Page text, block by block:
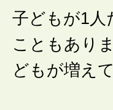
子どもが1人
こともあり
どもが増え